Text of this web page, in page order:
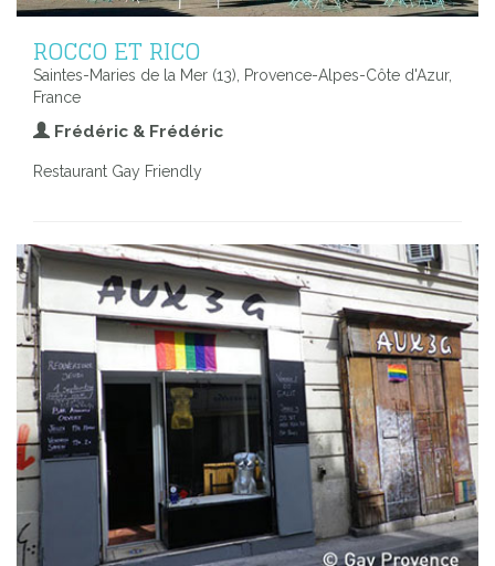
ROCCO ET RICO
Saintes-Maries de la Mer (13), Provence-Alpes-Côte d'Azur,
France
Frédéric & Frédéric
Restaurant Gay Friendly